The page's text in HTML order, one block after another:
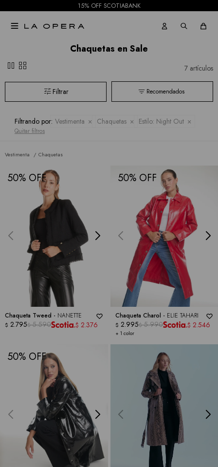
15% OFF SCOTIABANK

Chaquetas en Sale
pause grid_view 7 artículos
Recomendados
Filtrando por: Vestimenta Chaquetas Estilo: Night Out
Quitar filtros
Vestimenta Chaquetas
50
Chaqueta Tweed - NANETTE
$ 2.795$ 5.590 $ 2.376
50
Chaqueta Charol - ELIE TAHARI
+ 1 color
$ 2.995$ 5.990 $ 2.546
50